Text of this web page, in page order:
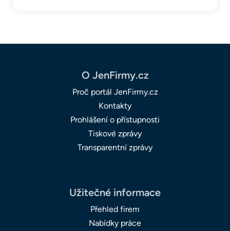
O JenFirmy.cz
Proč portál JenFirmy.cz
Kontakty
Prohlášení o přístupnosti
Tiskové zprávy
Transparentní zprávy
Užitečné informace
Přehled firem
Nabídky práce